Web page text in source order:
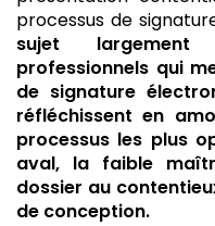
processus de
sujet
professionnels qui
de signature
réfléchissent en
processus les plus
aval, la faible
dossier au
de conception.